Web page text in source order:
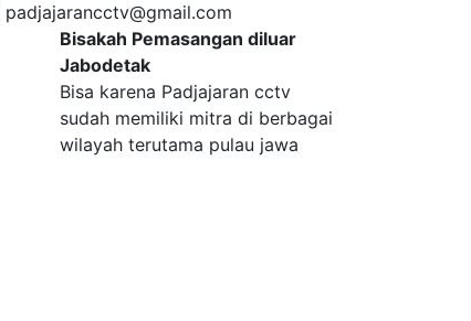
padjajarancctv@gmail.com
Bisakah Pemasangan diluar
Jabodetak
Bisa karena Padjajaran cctv
sudah memiliki mitra di berbagai
wilayah terutama pulau jawa